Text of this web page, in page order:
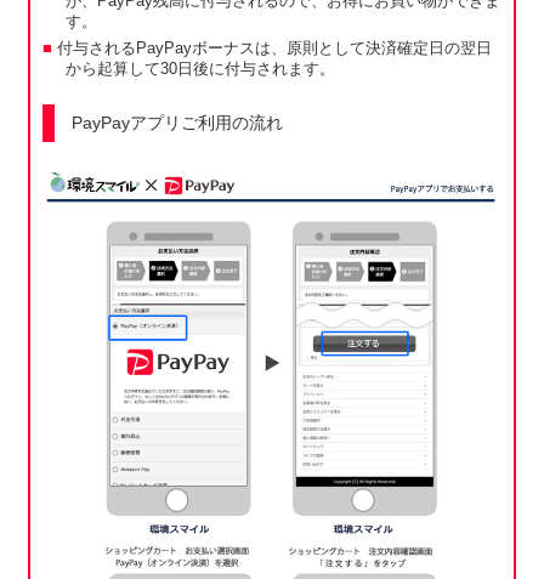
す。
付与されるPayPayボーナスは、原則として決済確定日の翌日
から起算して30日後に付与されます。
PayPayアプリご利用の流れ